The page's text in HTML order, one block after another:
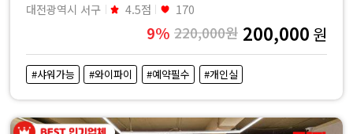
대전광역시 서구 4.5점 170
9% 220,000원 200,000 원
#샤워가능 #와이파이 #예약필수 #개인실